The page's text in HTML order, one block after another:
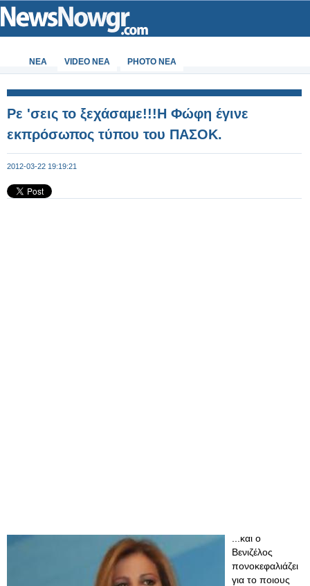
ΝΕΑ VIDEO NEA PHOTO NEA
Ρε 'σεις το ξεχάσαμε!!!Η Φώφη έγινε
εκπρόσωπος τύπου του ΠΑΣΟΚ.
2012-03-22 19:19:21
...και ο
Βενιζέλος
πονοκεφαλιάζει
για το ποιους